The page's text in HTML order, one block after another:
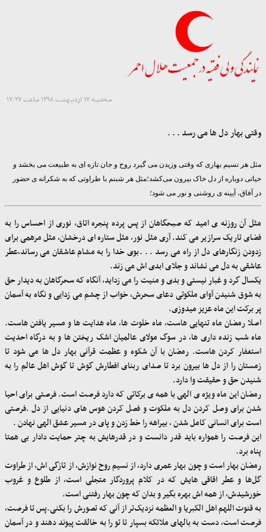
سه‌شنبه ۱۷ اردیبهشت ۱۳۹۸ ساعت ۱۷:۲۷
وقتی بهار دل ها می رسد . . .
مثل هر نسیم بهاری که وقتی وزیدن می گیرد روح و جان تازه ای به طبیعت می بخشد و
حیاتی دوباره از دل خاک بیرون می‌کشد؛مثل هر شبنم با طراوتی که به شکرانه ی حضور
در آفاق، آیینه ی روشنی و نور می شود؛
مثل آن روزنه ی امید که صبحگاهان از پس پرده پنجره اتاق، نوری از احساس را به
فضای تاریک سرازیر می کند. آری مثل نور، مثل ستاره ای درخشان، مثل مرهمی برای
زدودن زنگارهای دل از راه می رسد . . .بوی خدا را به مشام عاشقان می رساند،عطر
عاشقی به دل می نشاند و جلای ابدی اش می زند.
یکسال گرد و غبار نیستی و بدی و منیت را می زداید، آنگاه که سحرگاهان به دیدار حق
به شوق شنیدن آوای ملکوتی دعای سحرش، خواب از چشم می زدایی و نگاه به آسمان
پر برکت این ماه عزیز میدوزی.
اصلا رمضان ماه تنهایی هاست، ماه خلوت ها، ماه هدایت ها و مسیر یافتن هاست.
ماه شب زنده داری ها، در سوگ مولای عالمیان اشک ریختن ها و به درگاه احدیت
استغفار کردن هاست. رمضان با آن شکوه و عظمت قرآنی بهار دل ها می شود تا
زمستان را از دل ها بیرون برد تا صدای ربنای افطارش گوش تا گوش اهل عالم را به
شنیدن حق و حقیقت وا دارد.
رمضان این ماه ویژه ی الهی با همه ی برکاتی که دارد فرصت است. فرصتی برای احیا
شدن برای وصل کردن دل به ملکوت و فصل کردن هوس های دنیایی از دل.فرصتی
است برای انسانی کامل شدن ، بیراهه را خط زدن و پای در مسیر عشق الهی نهادن.
این فرصت را همواره باید قدر دانست و در قدرهایش به چتر حمایت دادار بی همتا
پناه برد.
رمضان بهار است و چون بهار عمری دارد، از نسیم روح نوازش، از تازگی اش، از طراوت
گل‌ها و عطر اقاقی هایش که در کلام پروردگار متجلی است، از طلوع و غروب
خورشیدش، از همه اش بهره بگیر و بدان که چون بهار رفتنی است.
به قنوت اللهم اهل الکبریا و العظمه نزدیک‌تر از آنی که تصورش را بکنی.پس تا فرصت،
فرصت است، دست به بالهای ملائکه بسپار تا تو را به خالقت پیوند دهند و در آسمان